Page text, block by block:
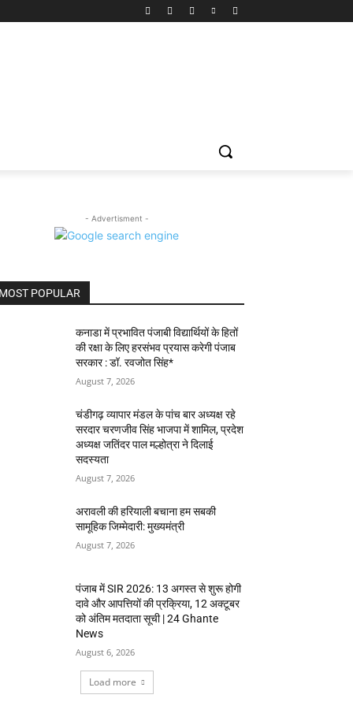
- Advertisment -
MOST POPULAR
कनाडा में प्रभावित पंजाबी विद्यार्थियों के हितों
की रक्षा के लिए हरसंभव प्रयास करेगी पंजाब
सरकार : डॉ. रवजोत सिंह*
August 7, 2026
चंडीगढ़ व्यापार मंडल के पांच बार अध्यक्ष रहे
सरदार चरणजीव सिंह भाजपा में शामिल, प्रदेश
अध्यक्ष जतिंदर पाल मल्होत्रा ने दिलाई
सदस्यता
August 7, 2026
अरावली की हरियाली बचाना हम सबकी
सामूहिक जिम्मेदारी: मुख्यमंत्री
August 7, 2026
पंजाब में SIR 2026: 13 अगस्त से शुरू होगी
दावे और आपत्तियों की प्रक्रिया, 12 अक्टूबर
को अंतिम मतदाता सूची | 24 Ghante
News
August 6, 2026
Load more